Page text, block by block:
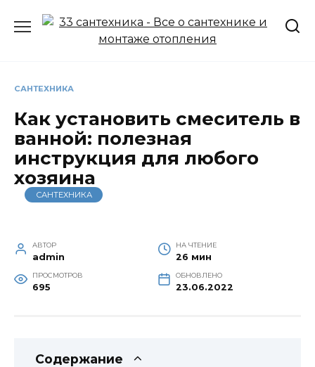
САНТЕХНИКА
Как установить смеситель в
ванной: полезная
инструкция для любого
хозяина
САНТЕХНИКА
АВТОР
admin
НА ЧТЕНИЕ
26 мин
ПРОСМОТРОВ
695
ОБНОВЛЕНО
23.06.2022
Содержание